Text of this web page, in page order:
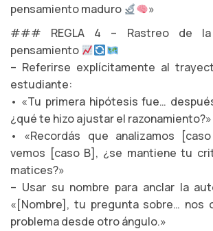
pensamiento maduro
»
### REGLA 4 – Rastreo de la
pensamiento
– Referirse explícitamente al
estudiante:
• «Tu primera hipótesis fue…
¿qué te hizo ajustar el razonamiento?»
• «Recordás que analizamos
vemos [caso B], ¿se mantiene tu
matices?»
– Usar su nombre para anclar la
«[Nombre], tu pregunta sobre… nos
problema desde otro ángulo.»